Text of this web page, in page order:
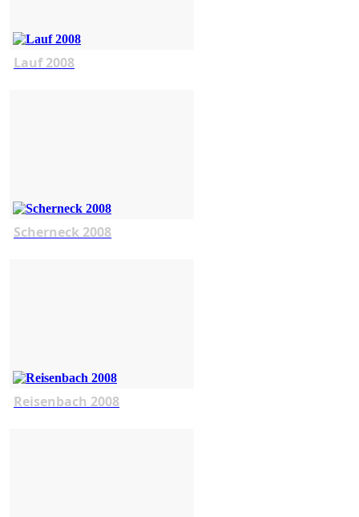
Lauf 2008
Scherneck 2008
Reisenbach 2008